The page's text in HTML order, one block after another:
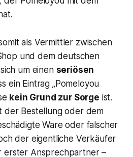
als Vermittler zwischen
und dem deutschen
um einen seriösen
ein Eintrag „Pomeloyou
kein Grund zur Sorge ist​.
der Bestellung oder dem
Ware oder falscher
der eigentliche Verkäufer
erster Ansprechpartner –